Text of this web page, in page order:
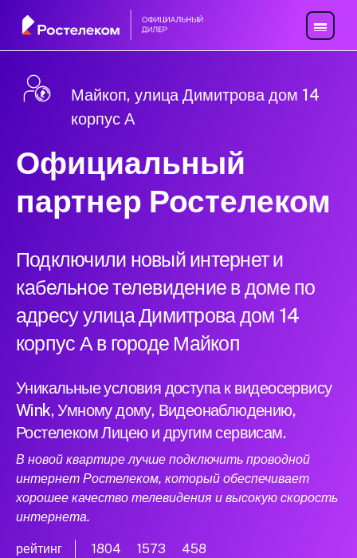
Майкоп, улица Димитрова дом 14
корпус А
Официальный
партнер Ростелеком
Подключили новый интернет и
кабельное телевидение в доме по
адресу улица Димитрова дом 14
корпус А в городе Майкоп
Уникальные условия доступа к видеосервису
Wink, Умному дому, Видеонаблюдению,
Ростелеком Лицею и другим сервисам.
В новой квартире лучше подключить проводной
интернет Ростелеком, который обеспечивает
хорошее качество телевидения и высокую скорость
интернета.
рейтинг 1804 1573 458